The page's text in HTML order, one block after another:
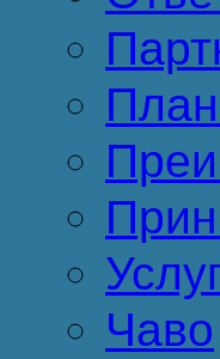
Чаво